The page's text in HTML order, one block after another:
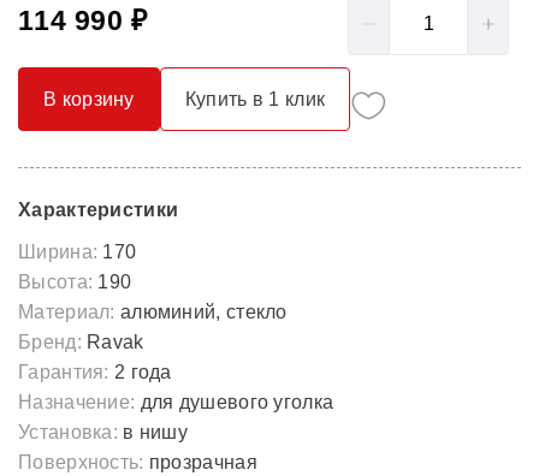
114 990 ₽
В корзину Купить в 1 клик
Характеристики
Ширина: 170
Высота: 190
Материал: алюминий, стекло
Бренд: Ravak
Гарантия: 2 года
Назначение: для душевого уголка
Установка: в нишу
Поверхность: прозрачная